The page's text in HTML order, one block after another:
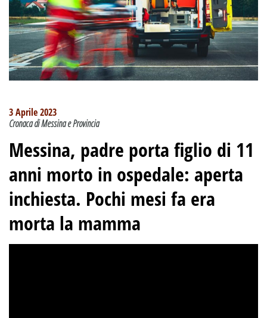
3 Aprile 2023
Cronaca di Messina e Provincia
Messina, padre porta figlio di 11
anni morto in ospedale: aperta
inchiesta. Pochi mesi fa era
morta la mamma